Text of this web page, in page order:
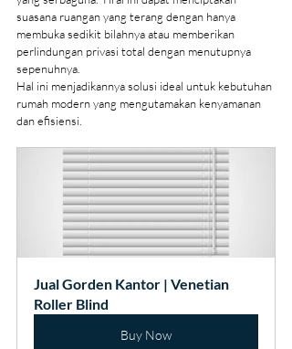
suasana ruangan yang terang dengan hanya
membuka sedikit bilahnya atau memberikan
perlindungan privasi total dengan menutupnya
sepenuhnya.
Hal ini menjadikannya solusi ideal untuk kebutuhan
rumah modern yang mengutamakan kenyamanan
dan efisiensi.
Jual Gorden Kantor | Venetian
Roller Blind
Buy Now